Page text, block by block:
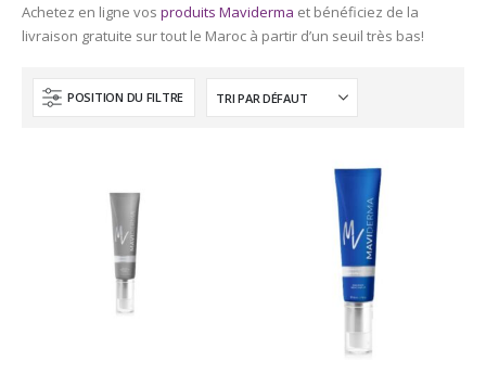
Achetez en ligne vos produits Maviderma et bénéficiez de la
livraison gratuite sur tout le Maroc à partir d’un seuil très bas!
POSITION DU FILTRE